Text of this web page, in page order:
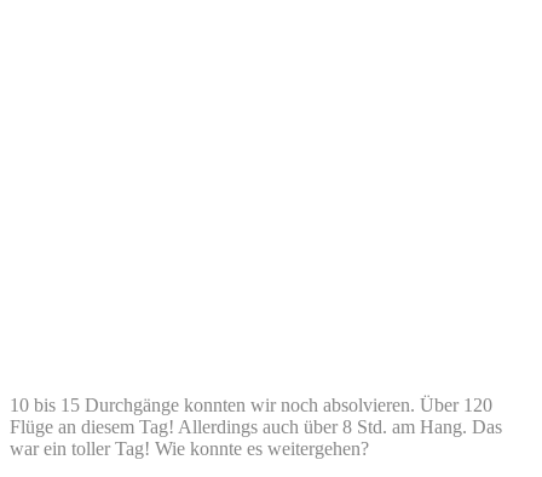
10 bis 15 Durchgänge konnten wir noch absolvieren. Über 120
Flüge an diesem Tag! Allerdings auch über 8 Std. am Hang. Das
war ein toller Tag! Wie konnte es weitergehen?